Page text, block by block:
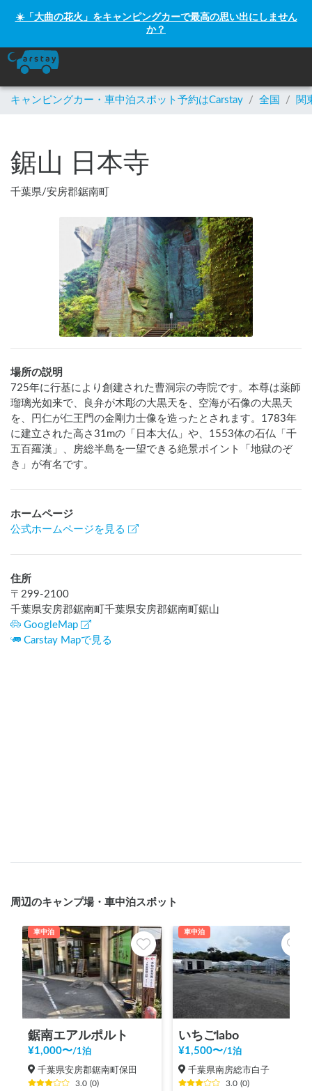
☀️「大曲の花火」をキャンピングカーで最高の思い出にしません
か？
キャンピングカー・車中泊スポット予約はCarstay / 全国 / 関
鋸山 日本寺
千葉県/安房郡鋸南町
場所の説明
725年に行基により創建された曹洞宗の寺院です。本尊は薬師
瑠璃光如来で、良弁が木彫の大黒天を、空海が石像の大黒天
を、円仁が仁王門の金剛力士像を造ったとされます。1783年
に建立された高さ31mの「日本大仏」や、1553体の石仏「千
五百羅漢」、房総半島を一望できる絶景ポイント「地獄のぞ
き」が有名です。
ホームページ
公式ホームページを見る
住所
〒 299-2100
千葉県安房郡鋸南町千葉県安房郡鋸南町鋸山
GoogleMap
Carstay Mapで見る
周辺のキャンプ場・車中泊スポット
車中泊
鋸南エアルポルト
¥1,000〜/1泊
千葉県安房郡鋸南町保田
3.0 (0)
車中泊
いちごlabo
¥1,500〜/1泊
千葉県南房総市白子
3.0 (0)